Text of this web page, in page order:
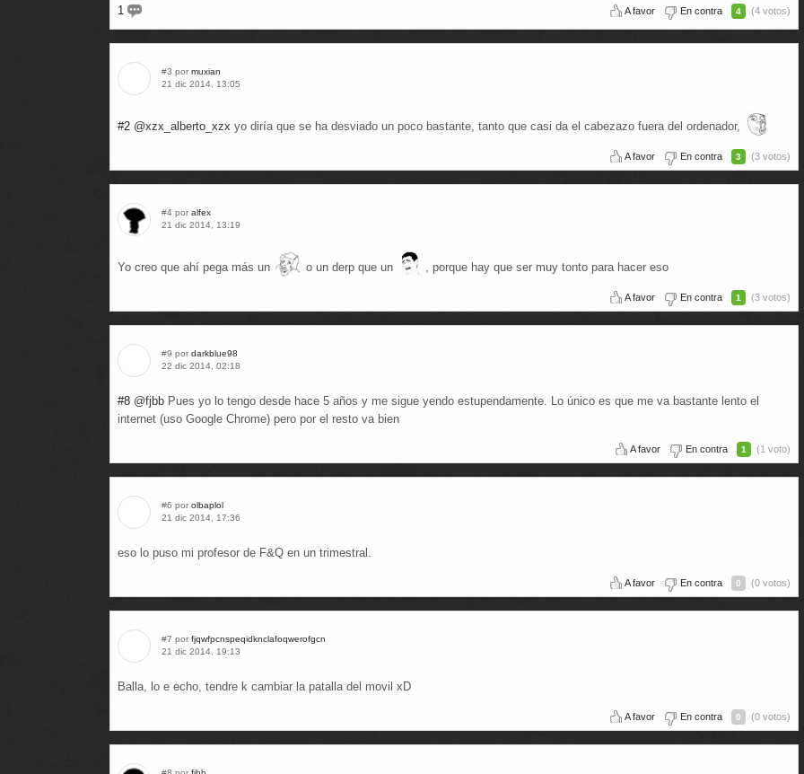
1 A favor En contra 4 (4 votos)
#3 por muxian
21 dic 2014, 13:05
#2 @xzx_alberto_xzx yo diría que se ha desviado un poco bastante, tanto que casi da el cabezazo fuera del ordenador,
A favor En contra 3 (3 votos)
#4 por alfex
21 dic 2014, 13:19
Yo creo que ahí pega más un o un derp que un , porque hay que ser muy tonto para hacer eso
A favor En contra 1 (3 votos)
#9 por darkblue98
22 dic 2014, 02:18
#8 @fjbb Pues yo lo tengo desde hace 5 años y me sigue yendo estupendamente. Lo único es que me va bastante lento el
internet (uso Google Chrome) pero por el resto va bien
A favor En contra 1 (1 voto)
#6 por olbaplol
21 dic 2014, 17:36
eso lo puso mi profesor de F&Q en un trimestral.
A favor En contra 0 (0 votos)
#7 por fjqwfpcnspeqidknclafoqwerofgcn
21 dic 2014, 19:13
Balla, lo e echo, tendre k cambiar la patalla del movil xD
A favor En contra 0 (0 votos)